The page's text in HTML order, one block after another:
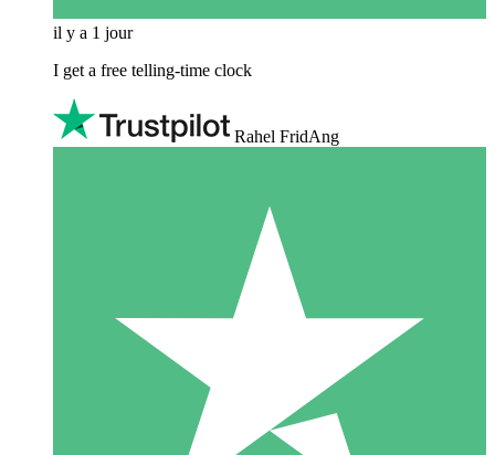
il y a 1 jour
I get a free telling-time clock
Rahel FridAng